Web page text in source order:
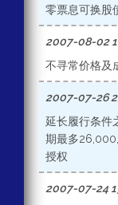
零票息可换股
2007-08-02
不寻常价格及
2007-07-26
延长履行条件
期最多
授权
2007-07-24